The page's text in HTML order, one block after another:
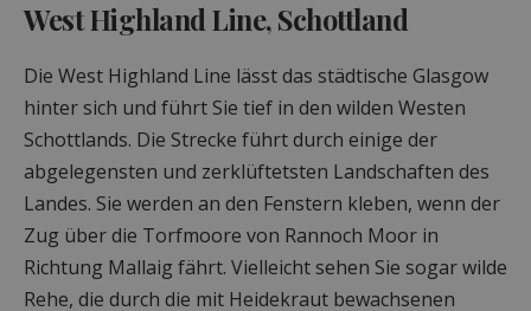
West Highland Line, Schottland
Die West Highland Line lässt das städtische Glasgow
hinter sich und führt Sie tief in den wilden Westen
Schottlands. Die Strecke führt durch einige der
abgelegensten und zerklüftetsten Landschaften des
Landes. Sie werden an den Fenstern kleben, wenn der
Zug über die Torfmoore von Rannoch Moor in
Richtung Mallaig fährt. Vielleicht sehen Sie sogar wilde
Rehe, die durch die mit Heidekraut bewachsenen